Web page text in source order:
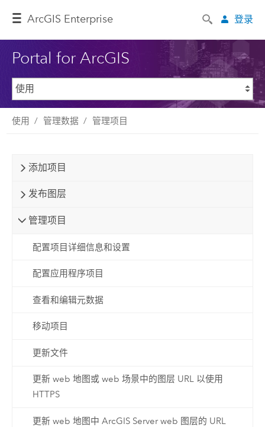
ArcGIS Enterprise 登录
Portal for ArcGIS
使用 管理数据 管理项目
添加项目
发布图层
管理项目
配置项目详细信息和设置
配置应用程序项目
查看和编辑元数据
移动项目
更新文件
更新 web 地图或 web 场景中的图层 URL 以使用
HTTPS
更新 web 地图中 ArcGIS Server web 图层的 URL